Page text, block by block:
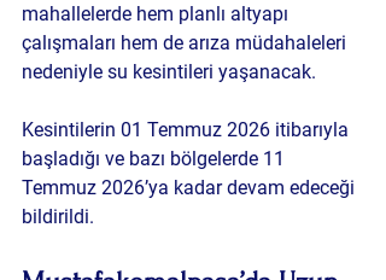
mahallelerde hem planlı altyapı
çalışmaları hem de arıza müdahaleleri
nedeniyle su kesintileri yaşanacak.
Kesintilerin 01 Temmuz 2026 itibarıyla
başladığı ve bazı bölgelerde 11
Temmuz 2026’ya kadar devam edeceği
bildirildi.